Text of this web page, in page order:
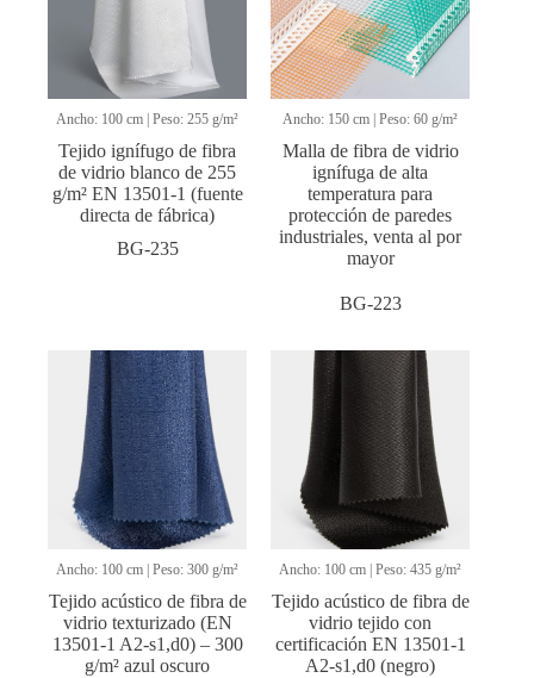
Ancho: 100 cm | Peso: 255 g/m²
Tejido ignífugo de fibra
de vidrio blanco de 255
g/m² EN 13501-1 (fuente
directa de fábrica)
BG-235
Ancho: 150 cm | Peso: 60 g/m²
Malla de fibra de vidrio
ignífuga de alta
temperatura para
protección de paredes
industriales, venta al por
mayor
BG-223
Ancho: 100 cm | Peso: 300 g/m²
Tejido acústico de fibra de
vidrio texturizado (EN
13501-1 A2-s1,d0) – 300
g/m² azul oscuro
Ancho: 100 cm | Peso: 435 g/m²
Tejido acústico de fibra de
vidrio tejido con
certificación EN 13501-1
A2-s1,d0 (negro)